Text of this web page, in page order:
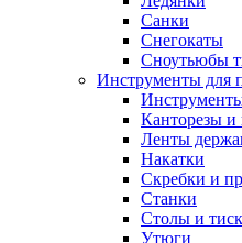
Санки
Снегокаты
Сноутьюбы
Инструменты для
Канторезы и
Ленты
Накатки
Скребки и
Станки
Столы и
Утюги